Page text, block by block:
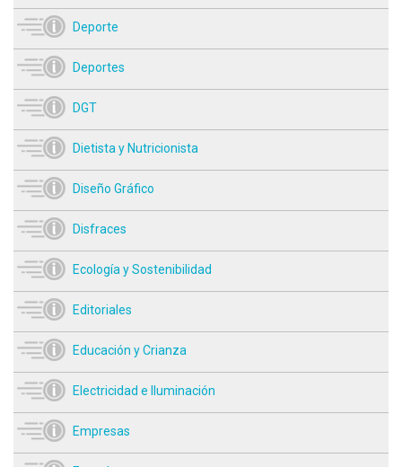
Deporte
Deportes
DGT
Dietista y Nutricionista
Diseño Gráfico
Disfraces
Ecología y Sostenibilidad
Editoriales
Educación y Crianza
Electricidad e Iluminación
Empresas